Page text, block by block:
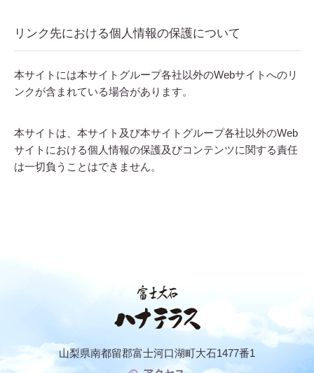
リンク先における個人情報の保護について
本サイトには本サイトグループ各社以外のWebサイトへのリ
ンクが含まれている場合があります。
本サイトは、本サイト及び本サイトグループ各社以外のWeb
サイトにおける個人情報の保護及びコンテンツに関する責任
は一切負うことはできません。
山梨県南都留郡富士河口湖町大石1477番1